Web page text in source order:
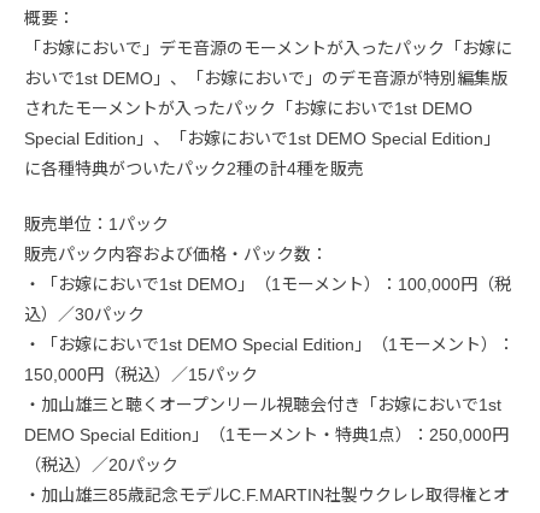
概要：
「お嫁においで」デモ音源のモーメントが入ったパック「お嫁に
おいで1st DEMO」、「お嫁においで」のデモ音源が特別編集版
されたモーメントが入ったパック「お嫁においで1st DEMO
Special Edition」、「お嫁においで1st DEMO Special Edition」
に各種特典がついたパック2種の計4種を販売
販売単位：1パック
販売パック内容および価格・パック数：
・「お嫁においで1st DEMO」（1モーメント）：100,000円（税
込）／30パック
・「お嫁においで1st DEMO Special Edition」（1モーメント）：
150,000円（税込）／15パック
・加山雄三と聴くオープンリール視聴会付き「お嫁においで1st
DEMO Special Edition」（1モーメント・特典1点）：250,000円
（税込）／20パック
・加山雄三85歳記念モデルC.F.MARTIN社製ウクレレ取得権とオ